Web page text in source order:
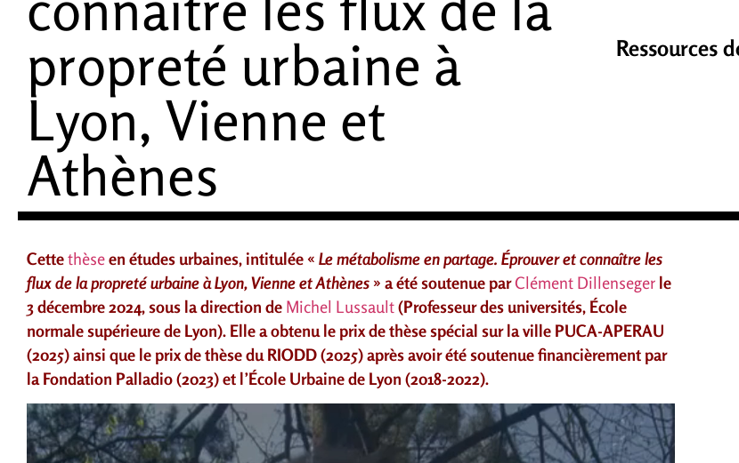
propreté urbaine à
Lyon, Vienne et
Athènes
Ressources
Cettethèseen études urbaines, intitulée « Le métabolisme en partage. Éprouver et connaître les
flux de la propreté urbaine à Lyon, Vienne et Athènes » a été soutenue parClément Dillenseger le
3 décembre 2024, sous la direction de Michel Lussault(Professeur des universités, École
normale supérieure de Lyon). Elle a obtenu le prix de thèse spécial sur la ville PUCA-APERAU
(2025) ainsi que le prix de thèse du RIODD (2025) après avoir été soutenue financièrement par
la Fondation Palladio (2023) et l’École Urbaine de Lyon (2018-2022).
Lecteur
vidéo